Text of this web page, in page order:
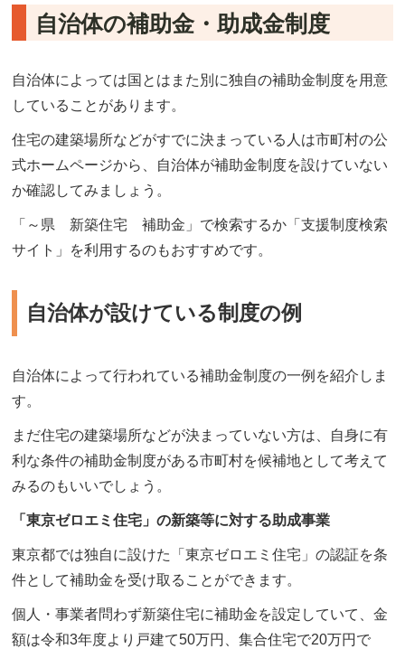
自治体の補助金・助成金制度
自治体によっては国とはまた別に独自の補助金制度を用意
していることがあります。
住宅の建築場所などがすでに決まっている人は市町村の公
式ホームページから、自治体が補助金制度を設けていない
か確認してみましょう。
「～県 新築住宅 補助金」で検索するか「支援制度検索
サイト」を利用するのもおすすめです。
自治体が設けている制度の例
自治体によって行われている補助金制度の一例を紹介しま
す。
まだ住宅の建築場所などが決まっていない方は、自身に有
利な条件の補助金制度がある市町村を候補地として考えて
みるのもいいでしょう。
「東京ゼロエミ住宅」の新築等に対する助成事業
東京都では独自に設けた「東京ゼロエミ住宅」の認証を条
件として補助金を受け取ることができます。
個人・事業者問わず新築住宅に補助金を設定していて、金
額は令和3年度より戸建て50万円、集合住宅で20万円で